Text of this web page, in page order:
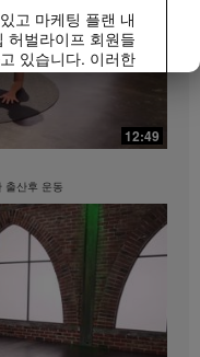
고 마케팅 플랜 내
허벌라이프 회원들
있습니다. 이러한
용되는 수치이지
하의 예상 수입을
스를 진행하시는
적 데이터를 참조
을 방문
나 급격한 체중감
량 속도나 정도를
정도는 본인의 신
적당한 운동의 빈
시는 지역 내에서
하시면
객서비스팀
12:49
출산후 운동